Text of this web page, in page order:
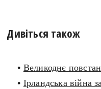
Дивіться також
• Великоднє
• Ірландська війна